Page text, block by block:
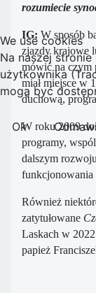
rozumiecie
IG: W sposób
zjazdy krajowe
mówić na czym
miał miejsce w
duchową,
W roku 2009
programy,
dalszym
funkcjonowania
Również
zatytułowane
Laskach w
papież
We use cookies
Na naszej
użytkownika
mogą być
Ok